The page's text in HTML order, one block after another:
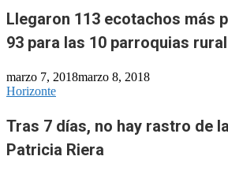
Llegaron 113 ecotachos más
93 para las 10 parroquias
marzo 7, 2018marzo 8, 2018
Horizonte
Tras 7 días, no hay rastro de
Patricia Riera